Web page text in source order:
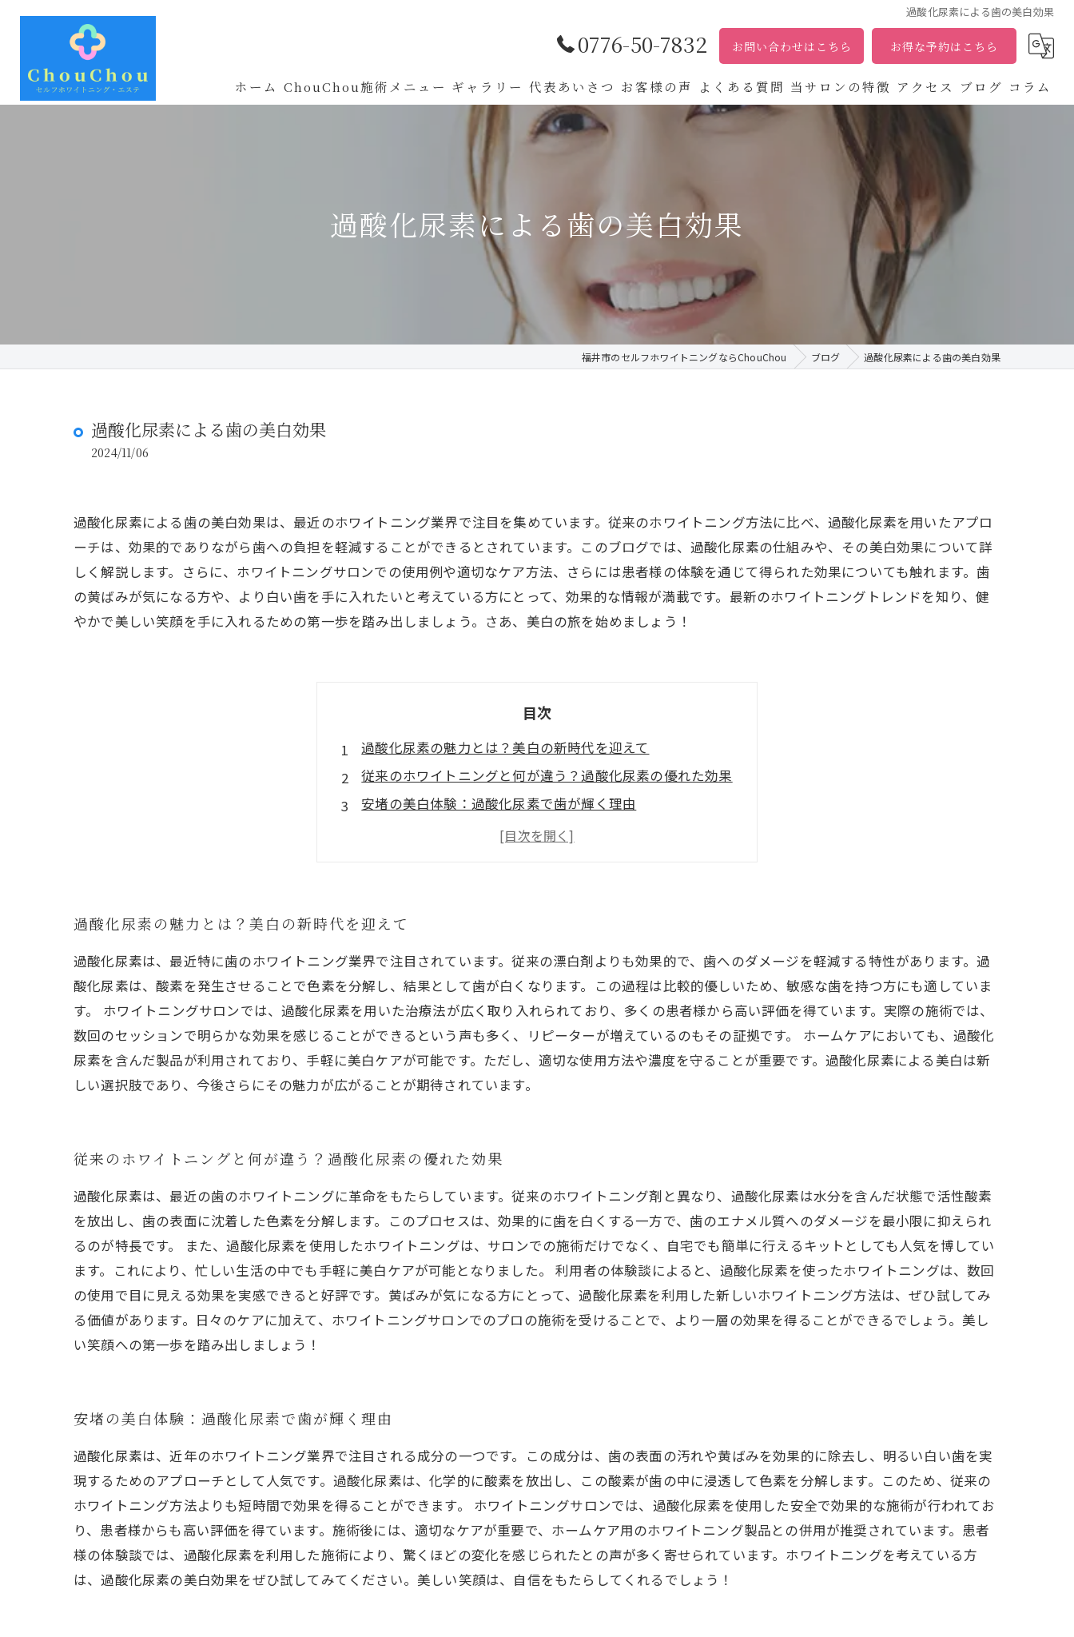
過酸化尿素による歯の美白効果
0776-50-7832 お問い合わせはこちら お得な予約はこちら
ホーム ChouChou施術メニュー ギャラリー 代表あいさつ お客様の声 よくある質問 当サロンの特徴
フェイシャル
ホワイトニング
アクセス ブログ コラム
過酸化尿素による歯の美白効果
福井市のセルフホワイトニングならChouChou ブログ 過酸化尿素による歯の美白効果
過酸化尿素による歯の美白効果
2024/11/06
過酸化尿素による歯の美白効果は、最近のホワイトニング業界で注目を集めています。従来のホワイトニング方法に比べ、過酸化尿素を用いたアプロ
ーチは、効果的でありながら歯への負担を軽減することができるとされています。このブログでは、過酸化尿素の仕組みや、その美白効果について詳
しく解説します。さらに、ホワイトニングサロンでの使用例や適切なケア方法、さらには患者様の体験を通じて得られた効果についても触れます。歯
の黄ばみが気になる方や、より白い歯を手に入れたいと考えている方にとって、効果的な情報が満載です。最新のホワイトニングトレンドを知り、健
やかで美しい笑顔を手に入れるための第一歩を踏み出しましょう。さあ、美白の旅を始めましょう！
目次
過酸化尿素の魅力とは？美白の新時代を迎えて
従来のホワイトニングと何が違う？過酸化尿素の優れた効果
安堵の美白体験：過酸化尿素で歯が輝く理由
実際のホワイトニングサロンでの過酸化尿素使用事例
さあ、あなたも美白の旅を始めよう！ホワイトニングの未来
過酸化尿素の魅力とは？美白の新時代を迎えて
過酸化尿素は、最近特に歯のホワイトニング業界で注目されています。従来の漂白剤よりも効果的で、歯へのダメージを軽減する特性があります。過
酸化尿素は、酸素を発生させることで色素を分解し、結果として歯が白くなります。この過程は比較的優しいため、敏感な歯を持つ方にも適していま
す。 ホワイトニングサロンでは、過酸化尿素を用いた治療法が広く取り入れられており、多くの患者様から高い評価を得ています。実際の施術では、
数回のセッションで明らかな効果を感じることができるという声も多く、リピーターが増えているのもその証拠です。 ホームケアにおいても、過酸化
尿素を含んだ製品が利用されており、手軽に美白ケアが可能です。ただし、適切な使用方法や濃度を守ることが重要です。過酸化尿素による美白は新
しい選択肢であり、今後さらにその魅力が広がることが期待されています。
従来のホワイトニングと何が違う？過酸化尿素の優れた効果
過酸化尿素は、最近の歯のホワイトニングに革命をもたらしています。従来のホワイトニング剤と異なり、過酸化尿素は水分を含んだ状態で活性酸素
を放出し、歯の表面に沈着した色素を分解します。このプロセスは、効果的に歯を白くする一方で、歯のエナメル質へのダメージを最小限に抑えられ
るのが特長です。 また、過酸化尿素を使用したホワイトニングは、サロンでの施術だけでなく、自宅でも簡単に行えるキットとしても人気を博してい
ます。これにより、忙しい生活の中でも手軽に美白ケアが可能となりました。 利用者の体験談によると、過酸化尿素を使ったホワイトニングは、数回
の使用で目に見える効果を実感できると好評です。黄ばみが気になる方にとって、過酸化尿素を利用した新しいホワイトニング方法は、ぜひ試してみ
る価値があります。日々のケアに加えて、ホワイトニングサロンでのプロの施術を受けることで、より一層の効果を得ることができるでしょう。美し
い笑顔への第一歩を踏み出しましょう！
安堵の美白体験：過酸化尿素で歯が輝く理由
過酸化尿素は、近年のホワイトニング業界で注目される成分の一つです。この成分は、歯の表面の汚れや黄ばみを効果的に除去し、明るい白い歯を実
現するためのアプローチとして人気です。過酸化尿素は、化学的に酸素を放出し、この酸素が歯の中に浸透して色素を分解します。このため、従来の
ホワイトニング方法よりも短時間で効果を得ることができます。 ホワイトニングサロンでは、過酸化尿素を使用した安全で効果的な施術が行われてお
り、患者様からも高い評価を得ています。施術後には、適切なケアが重要で、ホームケア用のホワイトニング製品との併用が推奨されています。患者
様の体験談では、過酸化尿素を利用した施術により、驚くほどの変化を感じられたとの声が多く寄せられています。ホワイトニングを考えている方
は、過酸化尿素の美白効果をぜひ試してみてください。美しい笑顔は、自信をもたらしてくれるでしょう！